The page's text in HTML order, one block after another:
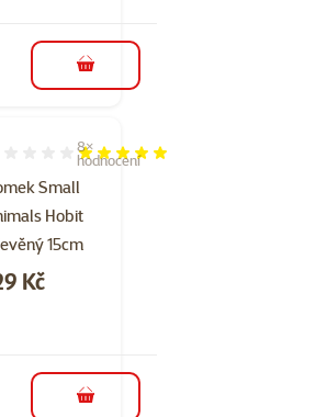
do košíku
Small
Hobit
15cm
98%, počet hodnocení: 8
8×
hodnocení
Kč
do košíku